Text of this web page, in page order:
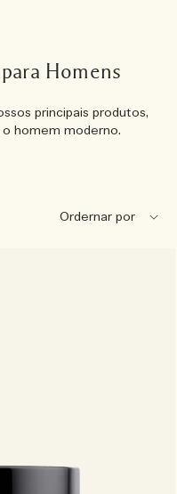
Homens
principais produtos,
homem moderno.